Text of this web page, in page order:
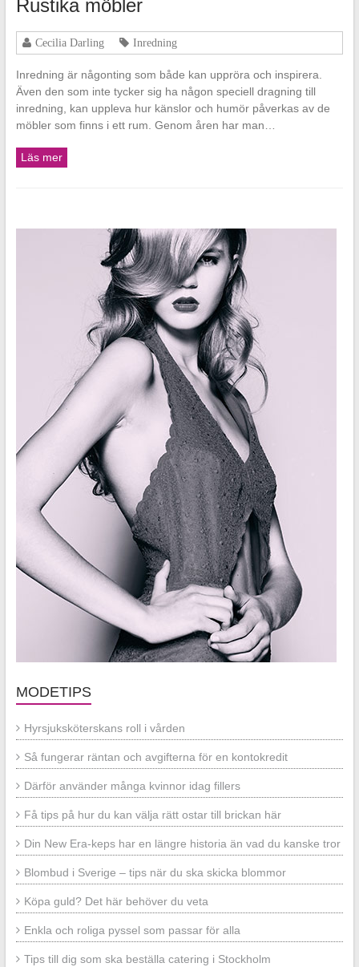
Rustika möbler
Cecilia Darling Inredning
Inredning är någonting som både kan uppröra och inspirera.
Även den som inte tycker sig ha någon speciell dragning till
inredning, kan uppleva hur känslor och humör påverkas av de
möbler som finns i ett rum. Genom åren har man…
Läs mer
MODETIPS
Hyrsjuksköterskans roll i vården
Så fungerar räntan och avgifterna för en kontokredit
Därför använder många kvinnor idag fillers
Få tips på hur du kan välja rätt ostar till brickan här
Din New Era-keps har en längre historia än vad du kanske tror
Blombud i Sverige – tips när du ska skicka blommor
Köpa guld? Det här behöver du veta
Enkla och roliga pyssel som passar för alla
Tips till dig som ska beställa catering i Stockholm